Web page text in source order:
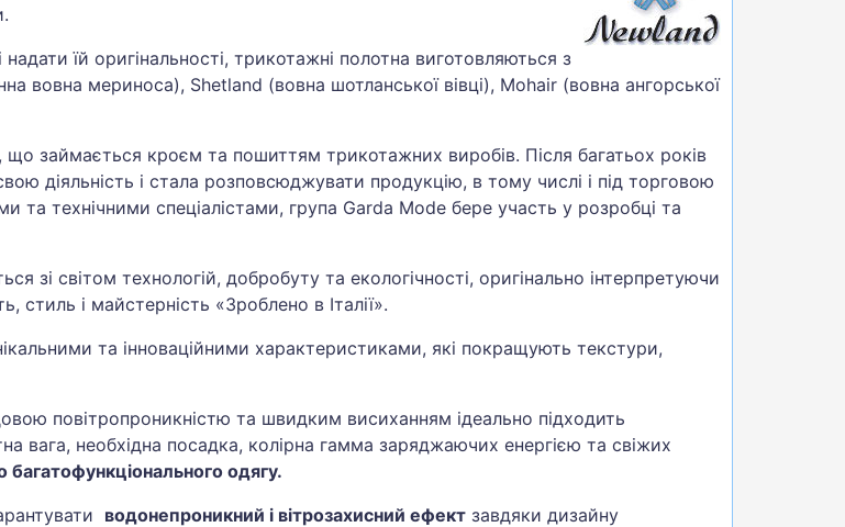
їй оригінальності, трикотажні полотна виготовляються з
вовна мериноса), Shetland (вовна шотланської вівці), Mohair (вовна ангорської
що займається кроєм та пошиттям трикотажних виробів. Після багатьох років
діяльність і стала розповсюджувати продукцію, в тому числі і під торговою
технічними спеціалістами, група Garda Mode бере участь у розробці та
зі світом технологій, добробуту та екологічності, оригінально інтерпретуючи
стиль і майстерність «Зроблено в Італії».
та інноваційними характеристиками, які покращують текстури,
повітропроникністю та швидким висиханням ідеально підходить
вага, необхідна посадка, колірна гамма заряджаючих енергією та свіжих
багатофункціонального одягу.
водонепроникний і вітрозахисний ефект завдяки дизайну